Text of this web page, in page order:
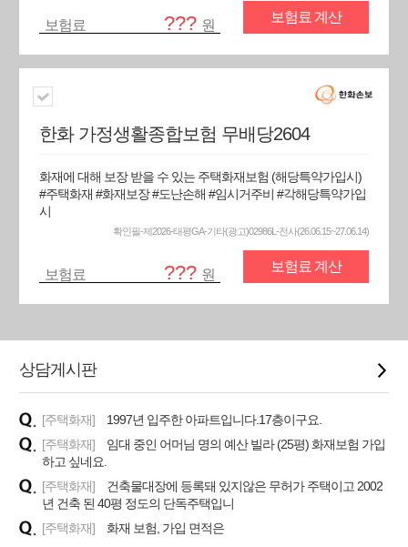
보험료 ??? 원
보험료 계산
한화 가정생활종합보험 무배당2604
화재에 대해 보장 받을 수 있는 주택화재보험 (해당특약가입시)
#주택화재 #화재보장 #도난손해 #임시거주비 #각해당특약가입
시
확인필-제2026-태평GA-기타(광고)02986L-전사(26.06.15~27.06.14)
보험료 ??? 원
보험료 계산
상담게시판
[주택화재]
1997년 입주한 아파트입니다.17층이구요.
[주택화재]
임대 중인 어머님 명의 예산 빌라 (25평) 화재보험 가입
하고 싶네요.
[주택화재]
건축물대장에 등록돼 있지않은 무허가 주택이고 2002
년 건축 된 40평 정도의 단독주택입니
[주택화재]
화재 보험, 가입 면적은